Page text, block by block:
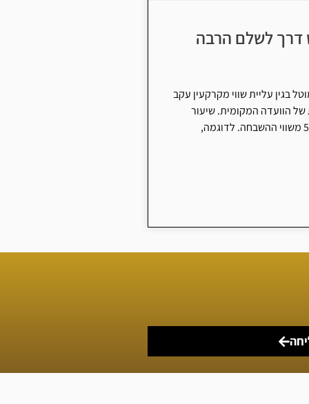
דרך לשלם הרבה
בגין עליית שווי מקרקעין עקב
של הוועדה המקומית. שיעור